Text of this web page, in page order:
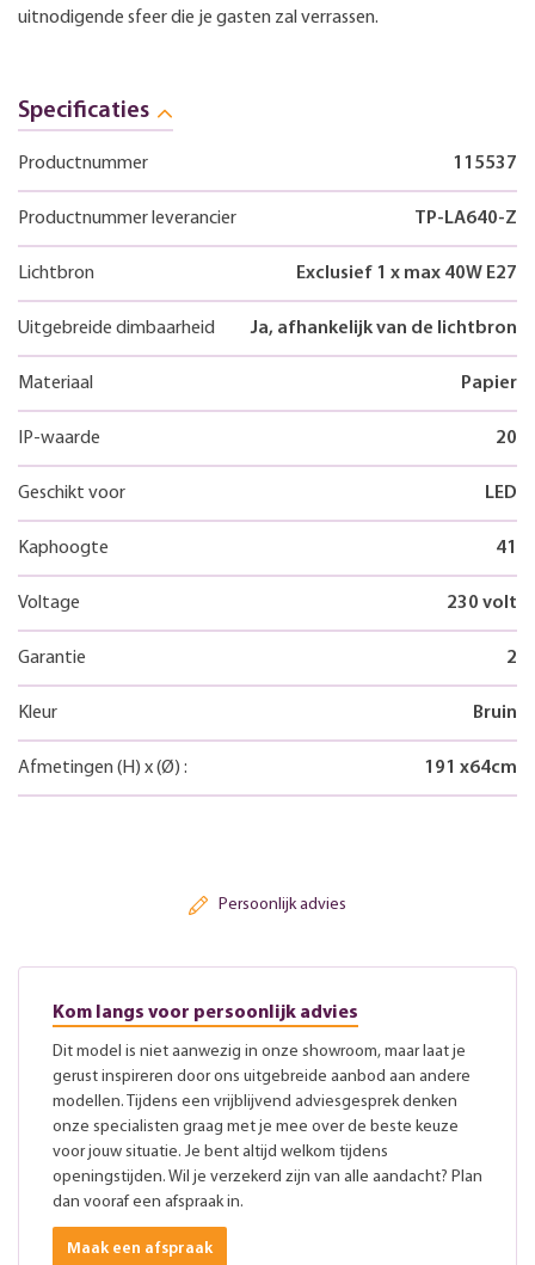
uitnodigende sfeer die je gasten zal verrassen.
Specificaties
Productnummer 115537
Productnummer leverancier TP-LA640-Z
Lichtbron Exclusief 1 x max 40W E27
Uitgebreide dimbaarheid Ja, afhankelijk van de lichtbron
Materiaal Papier
IP-waarde 20
Geschikt voor LED
Kaphoogte 41
Voltage 230 volt
Garantie 2
Kleur Bruin
Afmetingen (H) x(Ø) : 191 x64cm
Persoonlijk advies
Kom langs voor persoonlijk advies
Dit model is niet aanwezig in onze showroom, maar laat je
gerust inspireren door ons uitgebreide aanbod aan andere
modellen. Tijdens een vrijblijvend adviesgesprek denken
onze specialisten graag met je mee over de beste keuze
voor jouw situatie. Je bent altijd welkom tijdens
openingstijden. Wil je verzekerd zijn van alle aandacht? Plan
dan vooraf een afspraak in.
Maak een afspraak